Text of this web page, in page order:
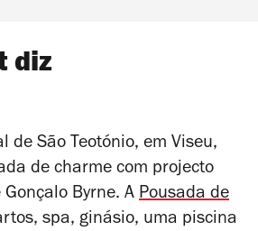
diz
de São Teotónio, em Viseu,
de charme com projecto
Byrne. A Pousada de
spa, ginásio, uma piscina